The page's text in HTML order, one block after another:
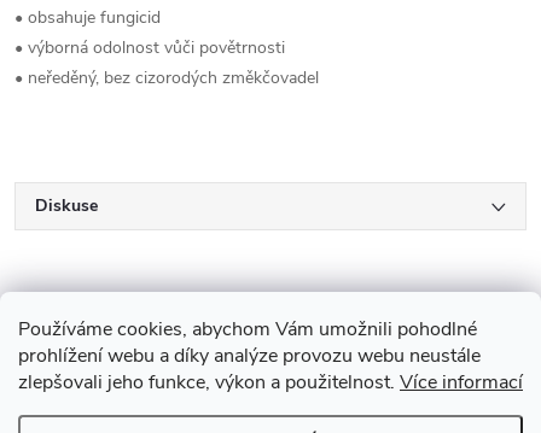
Používáme cookies, abychom Vám umožnili pohodlné
prohlížení webu a díky analýze provozu webu neustále
zlepšovali jeho funkce, výkon a použitelnost. Více informací
• obsahuje fungicid
• výborná odolnost vůči povětrnosti
• neředěný, bez cizorodých změkčovadel
Diskuse
Z